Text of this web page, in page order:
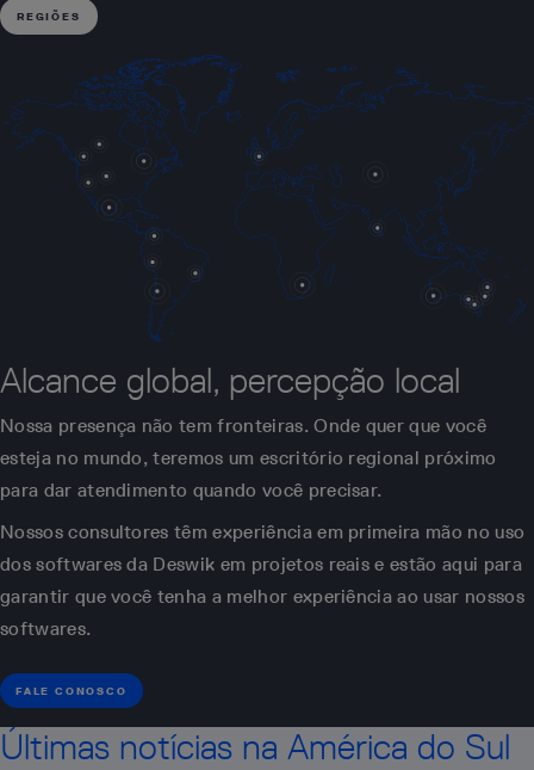
REGIÕES
Alcance global, percepção local
Nossa presença não tem fronteiras. Onde quer que você
esteja no mundo, teremos um escritório regional próximo
para dar atendimento quando você precisar.
Nossos consultores têm experiência em primeira mão no uso
dos softwares da Deswik em projetos reais e estão aqui para
garantir que você tenha a melhor experiência ao usar nossos
softwares.
FALE CONOSCO
Últimas notícias na América do Sul